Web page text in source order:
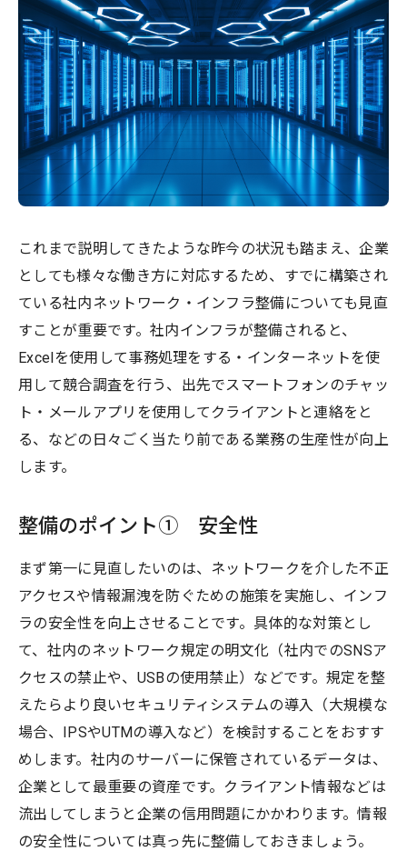
これまで説明してきたような昨今の状況も踏まえ、企業
としても様々な働き方に対応するため、すでに構築され
ている社内ネットワーク・インフラ整備についても見直
すことが重要です。社内インフラが整備されると、
Excelを使用して事務処理をする・インターネットを使
用して競合調査を行う、出先でスマートフォンのチャッ
ト・メールアプリを使用してクライアントと連絡をと
る、などの日々ごく当たり前である業務の生産性が向上
します。
整備のポイント① 安全性
まず第一に見直したいのは、ネットワークを介した不正
アクセスや情報漏洩を防ぐための施策を実施し、インフ
ラの安全性を向上させることです。具体的な対策とし
て、社内のネットワーク規定の明文化（社内でのSNSア
クセスの禁止や、USBの使用禁止）などです。規定を整
えたらより良いセキュリティシステムの導入（大規模な
場合、IPSやUTMの導入など）を検討することをおすす
めします。社内のサーバーに保管されているデータは、
企業として最重要の資産です。クライアント情報などは
流出してしまうと企業の信用問題にかかわります。情報
の安全性については真っ先に整備しておきましょう。